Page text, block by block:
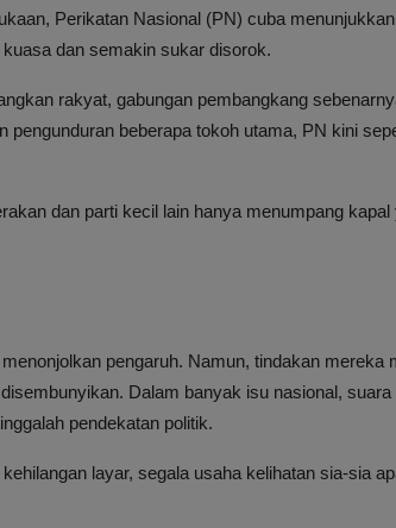
Perikatan Nasional (PN) cuba
dan semakin sukar disorok.
rakyat, gabungan pembangkang
pengunduran beberapa tokoh utama, PN kini
dan parti kecil lain hanya menumpang kapal
pengaruh. Namun, tindakan mereka
Dalam banyak isu nasional, suara
pendekatan politik.
layar, segala usaha kelihatan sia-sia